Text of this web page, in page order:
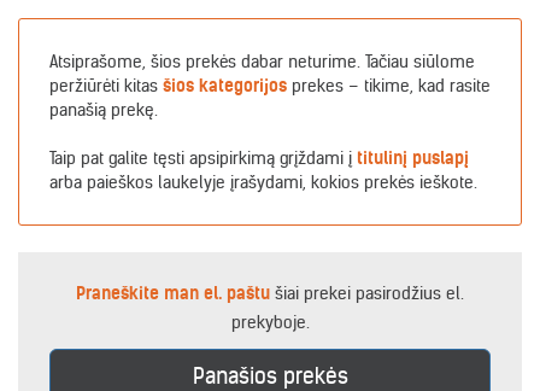
Atsiprašome, šios prekės dabar neturime. Tačiau siūlome
peržiūrėti kitas šios kategorijos prekes – tikime, kad rasite
panašią prekę.
Taip pat galite tęsti apsipirkimą grįždami į titulinį puslapį
arba paieškos laukelyje įrašydami, kokios prekės ieškote.
Praneškite man el. paštu šiai prekei pasirodžius el.
prekyboje.
Panašios prekės